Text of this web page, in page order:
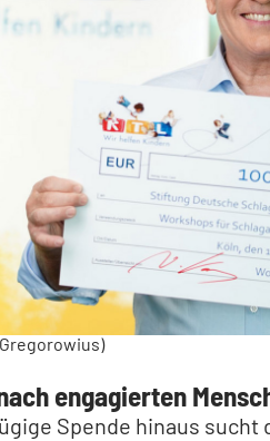
engagierten
Spende hinaus sucht